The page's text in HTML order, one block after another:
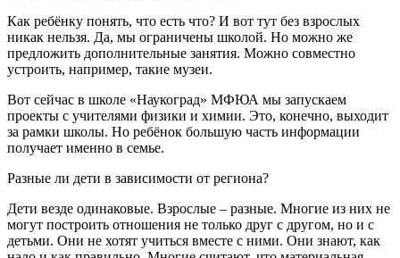
Как ребёнку понять, что есть что? И вот тут без взрослых
никак нельзя. Да, мы ограничены школой. Но можно же
предложить дополнительные занятия. Можно совместно
устроить, например, такие музеи.
Вот сейчас в школе «Наукоград» МФЮА мы запускаем
проекты с учителями физики и химии. Это, конечно, выходит
за рамки школы. Но ребёнок большую часть информации
получает именно в семье.
Разные ли дети в зависимости от региона?
Дети везде одинаковые. Взрослые – разные. Многие из них не
могут построить отношения не только друг с другом, но и с
детьми. Они не хотят учиться вместе с ними. Они знают, как